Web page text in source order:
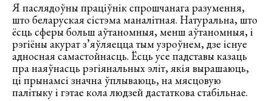
Я паслядоўны праціўнік спрошчанага разумення,
што беларуская сістэма маналітная. Натуральна, што
ёсць сферы больш аўтаномныя, менш аўтаномныя, і
рэгіёны акурат з’яўляецца тым узроўнем, дзе існуе
адносная самастойнасць. Ёсць усе падставы казаць
пра наяўнасць рэгіянальных эліт, якія вырашаюць,
ці прынамсі значна ўплываюць, на мясцовую
палітыку і гэтае кола людзей дастаткова стабільнае.